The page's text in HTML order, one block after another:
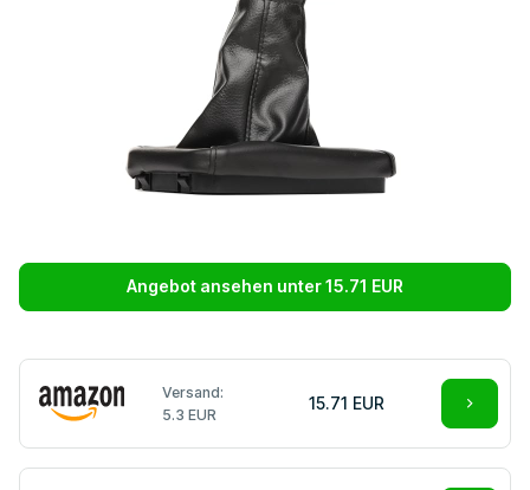
Angebot ansehen unter 15.71 EUR
Versand:
5.3 EUR
15.71 EUR